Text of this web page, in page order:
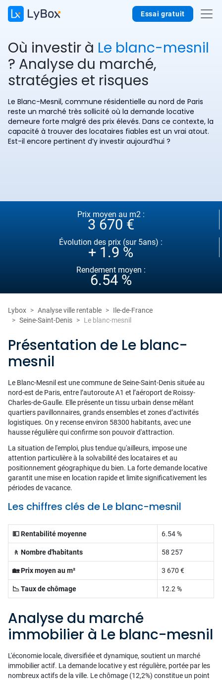
Essai gratuit
Où investir à Le blanc-mesnil
? Analyse du marché,
stratégies et risques
Le Blanc-Mesnil, commune résidentielle au nord de Paris
reste un marché très sollicité où la demande locative
demeure forte malgré des prix élevés. Dans ce contexte, la
capacité à trouver des locataires fiables est un vrai atout.
Est-il encore pertinent d’y investir aujourd’hui ?
Prix moyen au m2 :
3 670 €
Évolution des prix (sur 5ans) :
+ 1.9 %
Rendement moyen :
6.54 %
Lybox Analyse ville rentable
Ile-de-France
Seine-Saint-Denis
Le blanc-mesnil
Présentation de Le blanc-
mesnil
Le Blanc-Mesnil est une commune de Seine-Saint-Denis située au
nord-est de Paris, entre l’autoroute A1 et l’aéroport de Roissy-
Charles-de-Gaulle. Elle présente un tissu urbain dense mêlant
quartiers pavillonnaires, grands ensembles et zones d’activités
logistiques. On y recense environ 58300 habitants, avec une
hausse régulière qui confirme son pouvoir d'attraction.
La situation de l'emploi, plus tendue qu'ailleurs, impose une
attention particulière à la solvabilité des locataires et au
positionnement géographique du bien. La forte demande locative
garantit une mise en location rapide et limite significativement les
périodes de vacance.
Les chiffres clés de Le blanc-mesnil
💵 Rentabilité moyenne 6.54 %
🚶 Nombre d'habitants 58 257
🏡 Prix moyen au m² 3 670 €
📉 Taux de chômage 12.2 %
Analyse du marché
immobilier à Le blanc-mesnil
L'économie locale, diversifiée et dynamique, soutient un marché
immobilier actif. La demande locative y est régulière, portée par les
nombreux actifs de la ville. Le chômage (12,2%) constitue un point